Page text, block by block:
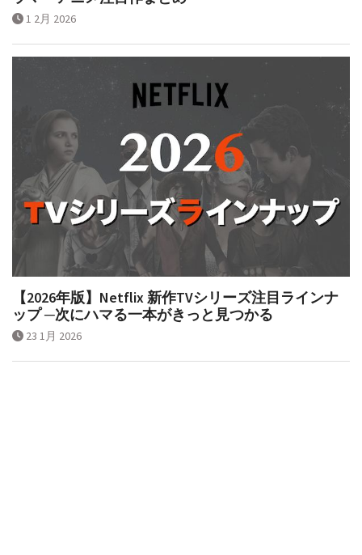
ラマ・アニメ注目作まとめ
【2026年版】Netflix 新作TVシリーズ注目ラインナ
ップ ─次にハマる一本がきっと見つかる